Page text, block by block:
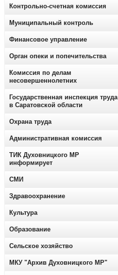
Контрольно-счетная комиссия
Муниципальный контроль
Финансовое управление
Орган опеки и попечительства
Комиссия по делам
несовершеннолетних
Государственная инспекция труда
в Саратовской области
Охрана труда
Административная комиссия
ТИК Духовницкого МР
информирует
СМИ
Здравоохранение
Культура
Образование
Сельское хозяйство
МКУ "Архив Духовницкого МР"